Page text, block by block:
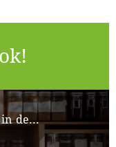
de...